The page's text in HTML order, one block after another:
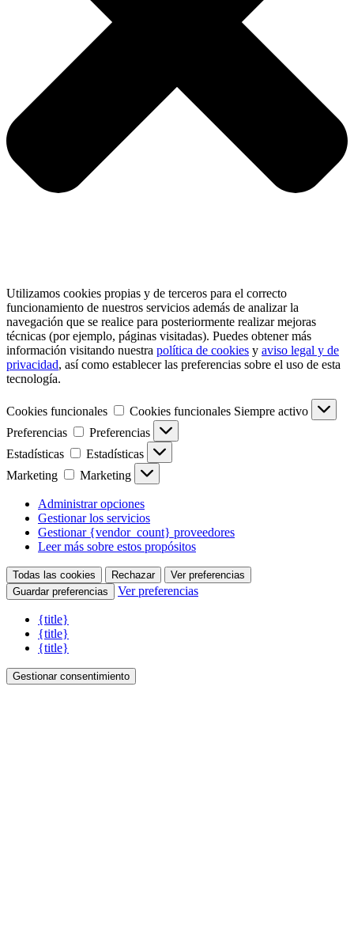
Utilizamos cookies propias y de terceros para el correcto
funcionamiento de nuestros servicios además de analizar la
navegación que se realice para posteriormente realizar mejoras
técnicas (por ejemplo, páginas visitadas). Puedes obtener más
información visitando nuestra política de cookies y aviso legal y de
privacidad, así como establecer las preferencias sobre el uso de esta
tecnología.
Cookies funcionales Cookies funcionales Siempre activo
Preferencias
Preferencias
Estadísticas
Estadísticas
Marketing
Marketing
Administrar opciones
Gestionar los servicios
Gestionar {vendor_count} proveedores
Leer más sobre estos propósitos
Todas las cookies Rechazar
Ver preferencias
Guardar preferencias
Ver preferencias
{title}
{title}
{title}
Gestionar consentimiento